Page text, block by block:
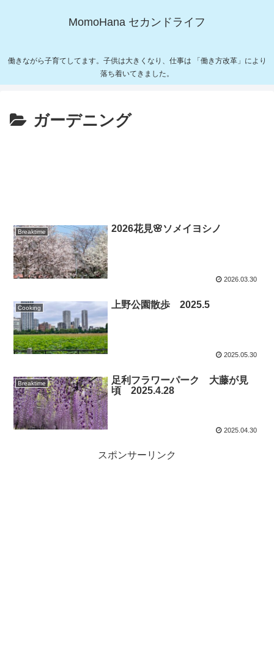
MomoHana セカンドライフ
働きながら子育てしてます。子供は大きくなり、仕事は 「働き方改革」により
落ち着いてきました。
ガーデニング
Breaktime 2026花見🌸ソメイヨシノ
2026.03.30
Cooking 上野公園散歩 2025.5
2025.05.30
Breaktime
足利フラワーパーク 大藤が見
頃 2025.4.28
2025.04.30
スポンサーリンク